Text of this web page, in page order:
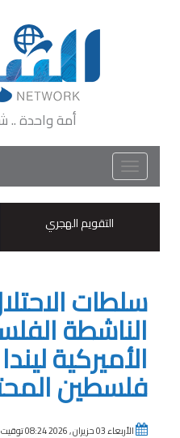
أمة واحدة ..
Toggle
navigation
التقويم الهجري
سلطات
الناشطة
الأميركية
فلسطين
الأربعاء 03 حزيران , 2026 08:24 توقيت بيروت